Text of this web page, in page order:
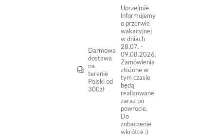
Darmowa
dostawa
na
terenie
Polski od
300zł
Uprzejmie
informujemy
o przerwie
wakacyjnej
w dniach
28.07. -
09.08.2026.
Zamówienia
złożone w
tym czasie
będą
realizowane
zaraz po
powrocie.
Do
zobaczenie
wkrótce :)